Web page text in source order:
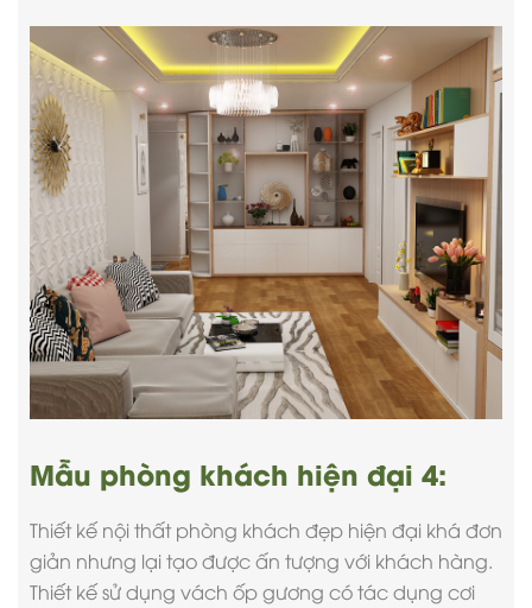
Mẫu phòng khách hiện đại 4:
Thiết kế nội thấtphòng khách đẹp hiện đại khá đơn
giản nhưng lại tạo được ấn tượng với khách hàng.
Thiết kế sử dụng vách ốp gương có tác dụng cơi